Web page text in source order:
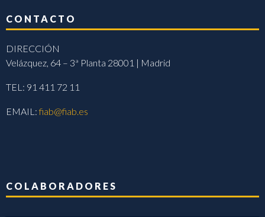
CONTACTO
DIRECCIÓN
Velázquez, 64 – 3ª Planta 28001 | Madrid
TEL: 91 411 72 11
EMAIL:fiab@fiab.es
COLABORADORES